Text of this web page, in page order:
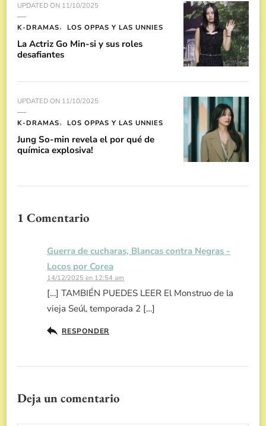
UPDATED ON 11/10/2025
K-DRAMAS LOS OPPAS Y LAS UNNIES
La Actriz Go Min-si y sus roles
desafiantes
UPDATED ON 11/10/2025
K-DRAMAS LOS OPPAS Y LAS UNNIES
Jung So-min revela el por qué de
química explosiva!
1 Comentario
Guerra de cucharas, Blancas contra Negras -
Locos por Corea
14/12/2025 en 12:54 am
[…] TAMBIÉN PUEDES LEER El Monstruo de la
vieja Seúl, temporada 2 […]
RESPONDER
Deja un comentario